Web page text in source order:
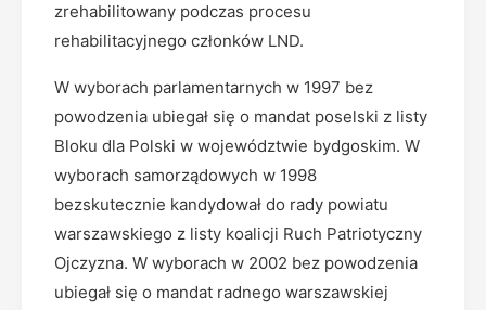
zrehabilitowany podczas procesu
rehabilitacyjnego członków LND.
W wyborach parlamentarnych w 1997 bez
powodzenia ubiegał się o mandat poselski z listy
Bloku dla Polski w województwie bydgoskim. W
wyborach samorządowych w 1998
bezskutecznie kandydował do rady powiatu
warszawskiego z listy koalicji Ruch Patriotyczny
Ojczyzna. W wyborach w 2002 bez powodzenia
ubiegał się o mandat radnego warszawskiej